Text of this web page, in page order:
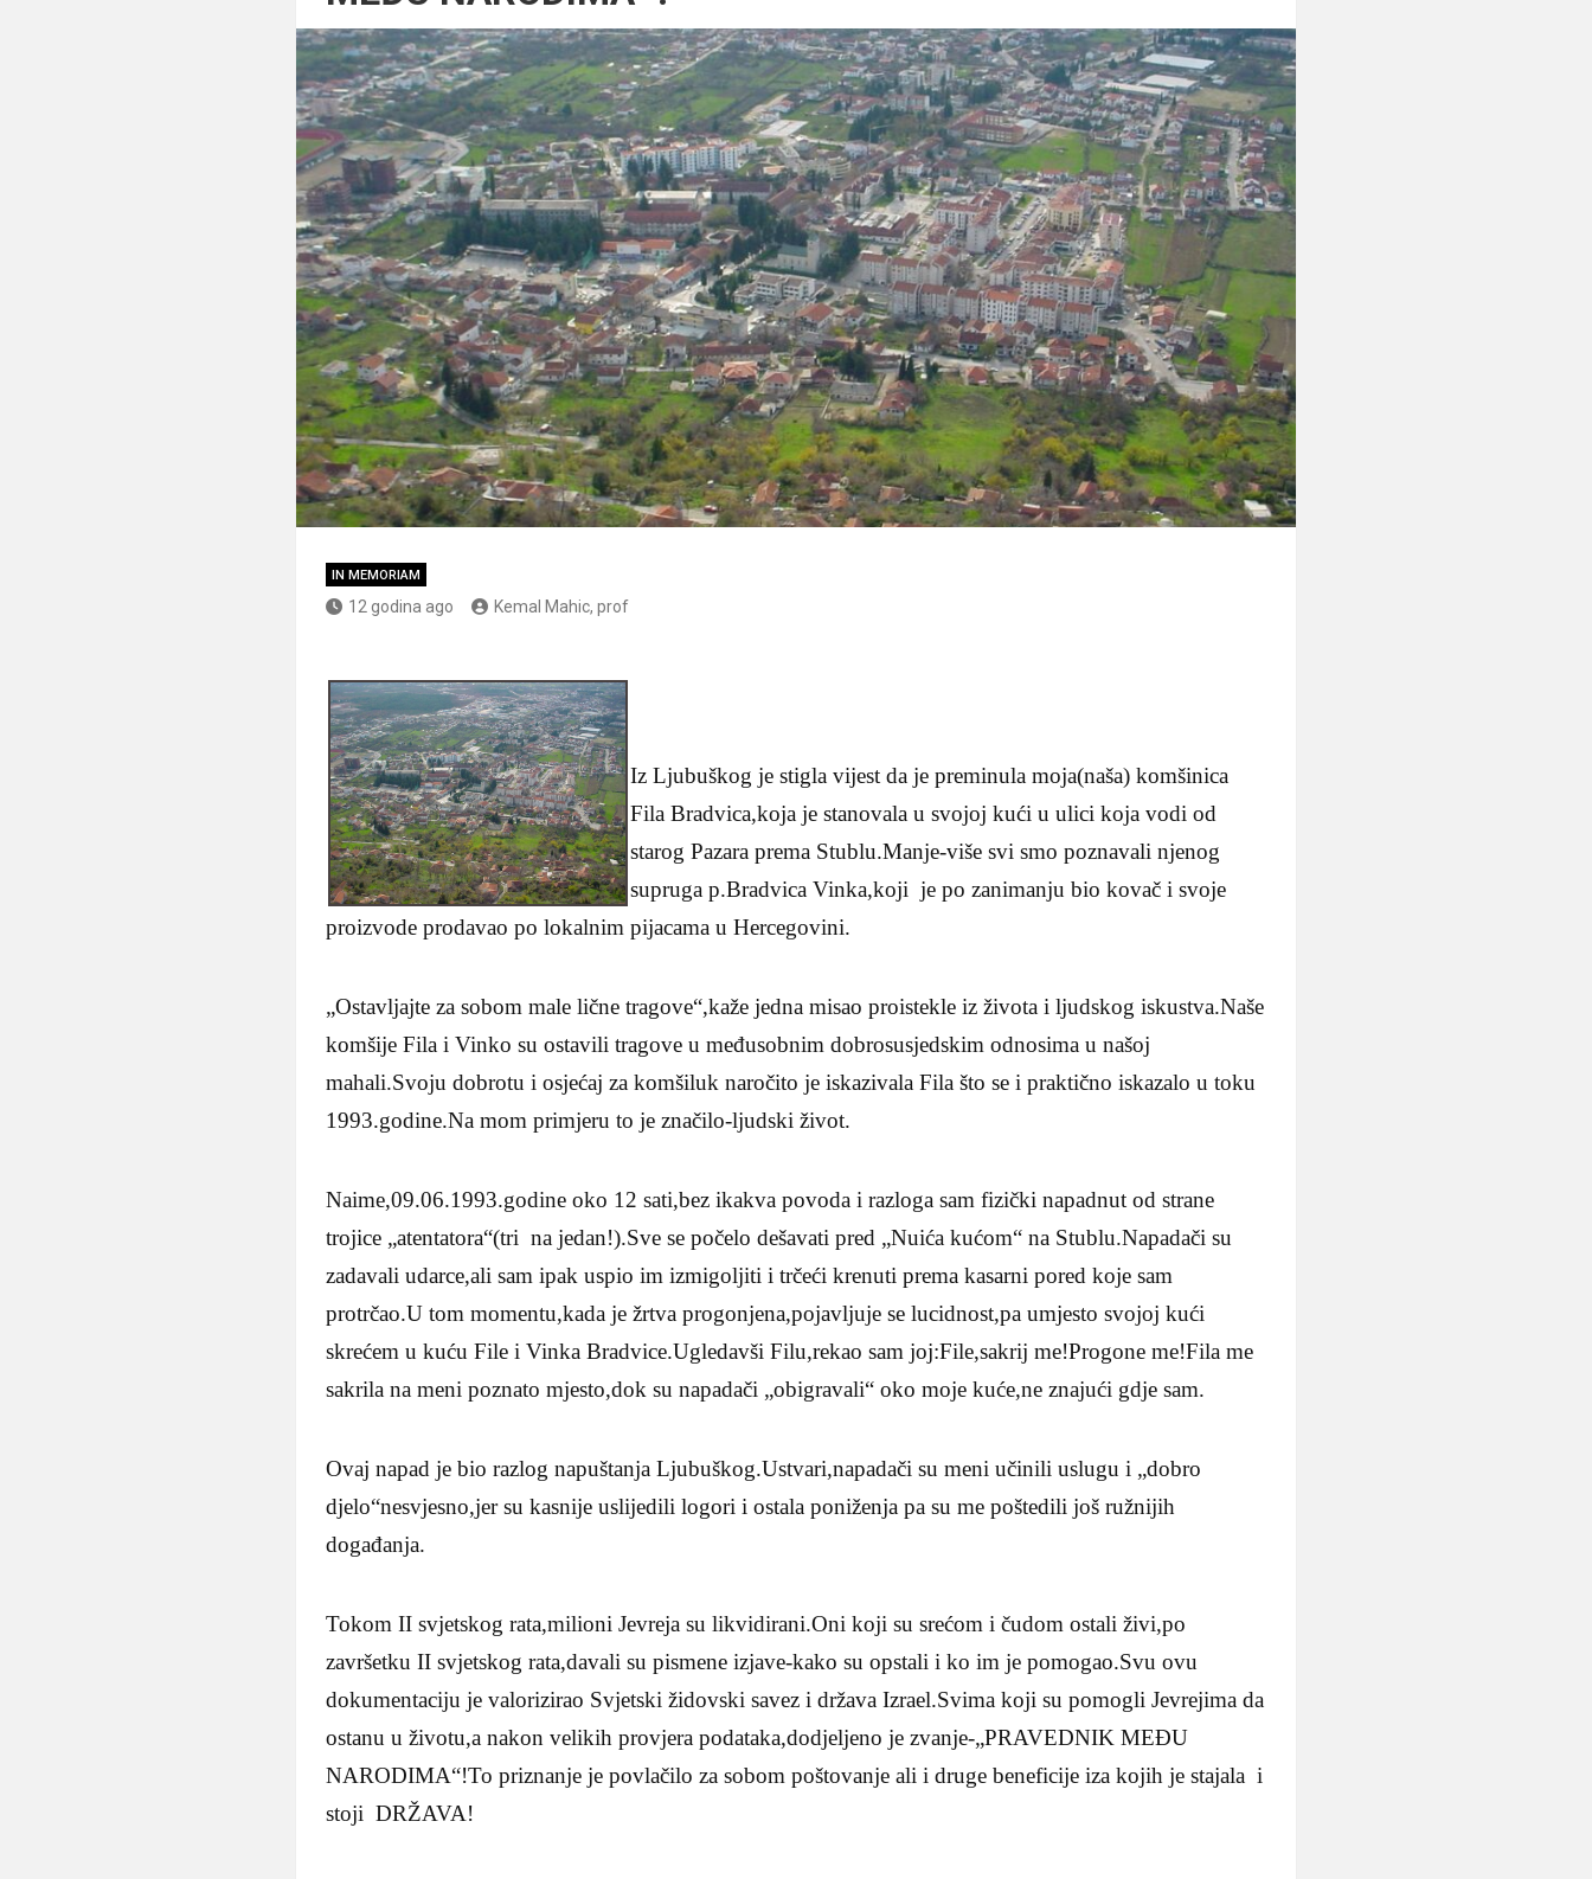
IN MEMORIAM
12 godina ago Kemal Mahic, prof
Iz Ljubuškog je stigla vijest da je preminula moja(naša) komšinica
Fila Bradvica,koja je stanovala u svojoj kući u ulici koja vodi od
starog Pazara prema Stublu.Manje-više svi smo poznavali njenog
supruga p.Bradvica Vinka,koji je po zanimanju bio kovač i svoje
proizvode prodavao po lokalnim pijacama u Hercegovini.
„Ostavljajte za sobom male lične tragove“,kaže jedna misao proistekle iz života i ljudskog iskustva.Naše
komšije Fila i Vinko su ostavili tragove u međusobnim dobrosusjedskim odnosima u našoj
mahali.Svoju dobrotu i osjećaj za komšiluk naročito je iskazivala Fila što se i praktično iskazalo u toku
1993.godine.Na mom primjeru to je značilo-ljudski život.
Naime,09.06.1993.godine oko 12 sati,bez ikakva povoda i razloga sam fizički napadnut od strane
trojice „atentatora“(tri na jedan!).Sve se počelo dešavati pred „Nuića kućom“ na Stublu.Napadači su
zadavali udarce,ali sam ipak uspio im izmigoljiti i trčeći krenuti prema kasarni pored koje sam
protrčao.U tom momentu,kada je žrtva progonjena,pojavljuje se lucidnost,pa umjesto svojoj kući
skrećem u kuću File i Vinka Bradvice.Ugledavši Filu,rekao sam joj:File,sakrij me!Progone me!Fila me
sakrila na meni poznato mjesto,dok su napadači „obigravali“ oko moje kuće,ne znajući gdje sam.
Ovaj napad je bio razlog napuštanja Ljubuškog.Ustvari,napadači su meni učinili uslugu i „dobro
djelo“nesvjesno,jer su kasnije uslijedili logori i ostala poniženja pa su me poštedili još ružnijih
događanja.
Tokom II svjetskog rata,milioni Jevreja su likvidirani.Oni koji su srećom i čudom ostali živi,po
završetku II svjetskog rata,davali su pismene izjave-kako su opstali i ko im je pomogao.Svu ovu
dokumentaciju je valorizirao Svjetski židovski savez i država Izrael.Svima koji su pomogli Jevrejima da
ostanu u životu,a nakon velikih provjera podataka,dodjeljeno je zvanje-„PRAVEDNIK MEĐU
NARODIMA“!To priznanje je povlačilo za sobom poštovanje ali i druge beneficije iza kojih je stajala i
stoji DRŽAVA!